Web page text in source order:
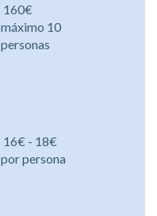
160€
máximo 10
personas
16€ - 18€
por persona